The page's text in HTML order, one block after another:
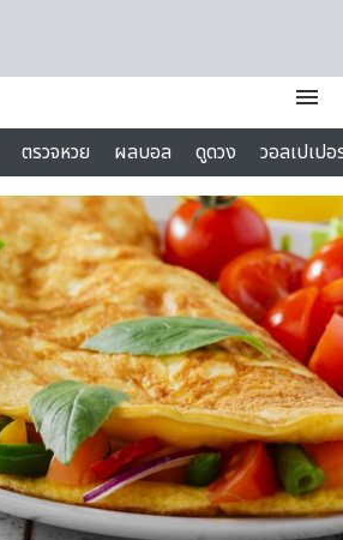
menu
ตรวจหวย ผลบอล ดูดวง
วอลเปเป